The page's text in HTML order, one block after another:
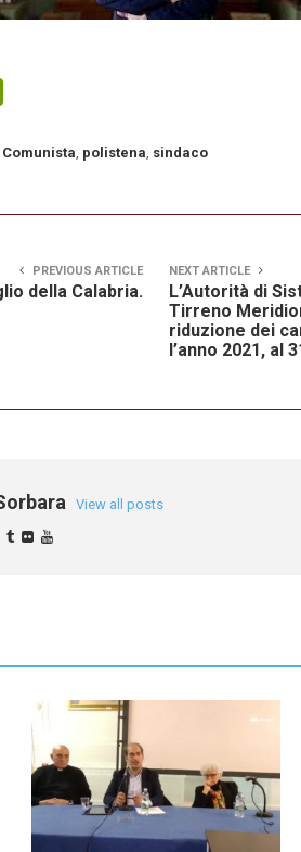
, polistena, sindaco
PREVIOUS ARTICLE
della Calabria.
NEXT ARTICLE
L’Autorità di
Tirreno
riduzione dei
l’anno 2021, al
View all posts